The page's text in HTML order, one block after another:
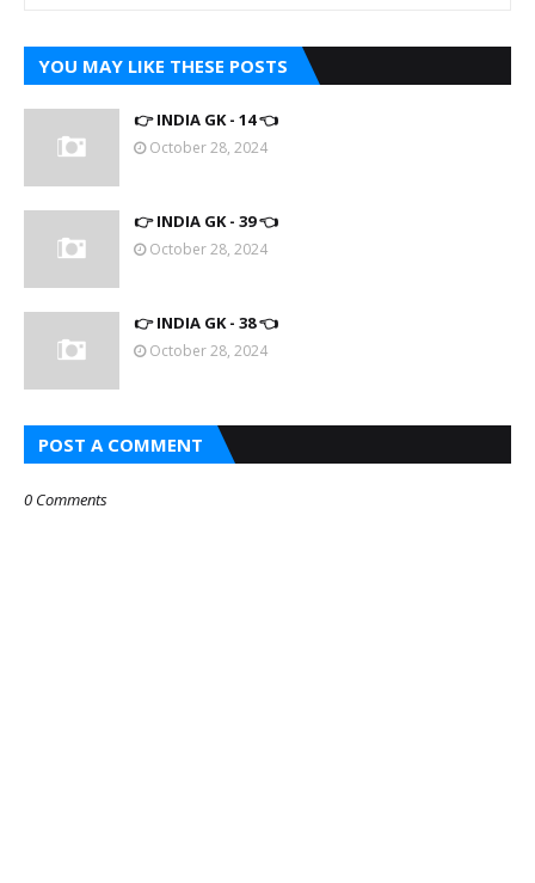
YOU MAY LIKE THESE POSTS
👉 INDIA GK - 14 👈
October 28, 2024
👉 INDIA GK - 39 👈
October 28, 2024
👉 INDIA GK - 38 👈
October 28, 2024
POST A COMMENT
0 Comments